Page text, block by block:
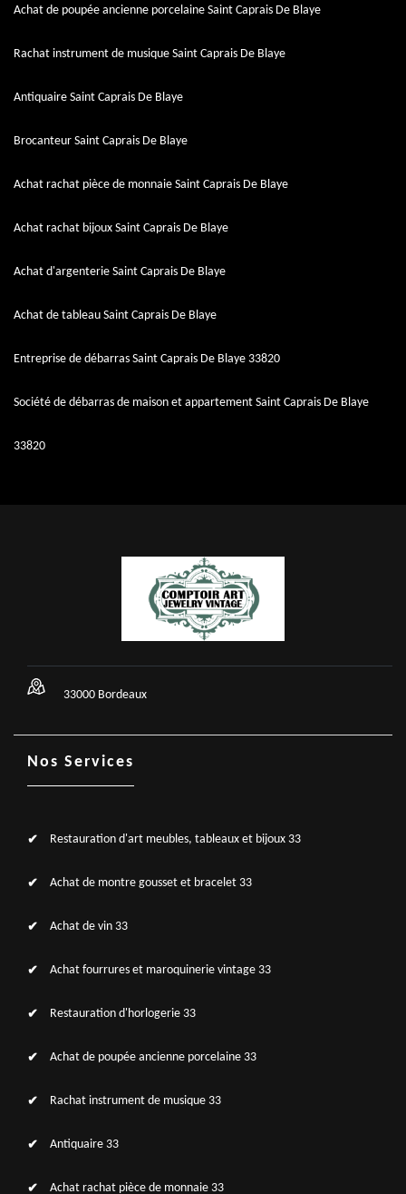
Achat de poupée ancienne porcelaine Saint Caprais De Blaye
Rachat instrument de musique Saint Caprais De Blaye
Antiquaire Saint Caprais De Blaye
Brocanteur Saint Caprais De Blaye
Achat rachat pièce de monnaie Saint Caprais De Blaye
Achat rachat bijoux Saint Caprais De Blaye
Achat d'argenterie Saint Caprais De Blaye
Achat de tableau Saint Caprais De Blaye
Entreprise de débarras Saint Caprais De Blaye 33820
Société de débarras de maison et appartement Saint Caprais De Blaye
33820
33000 Bordeaux
Nos Services
Restauration d'art meubles, tableaux et bijoux 33
Achat de montre gousset et bracelet 33
Achat de vin 33
Achat fourrures et maroquinerie vintage 33
Restauration d'horlogerie 33
Achat de poupée ancienne porcelaine 33
Rachat instrument de musique 33
Antiquaire 33
Achat rachat pièce de monnaie 33